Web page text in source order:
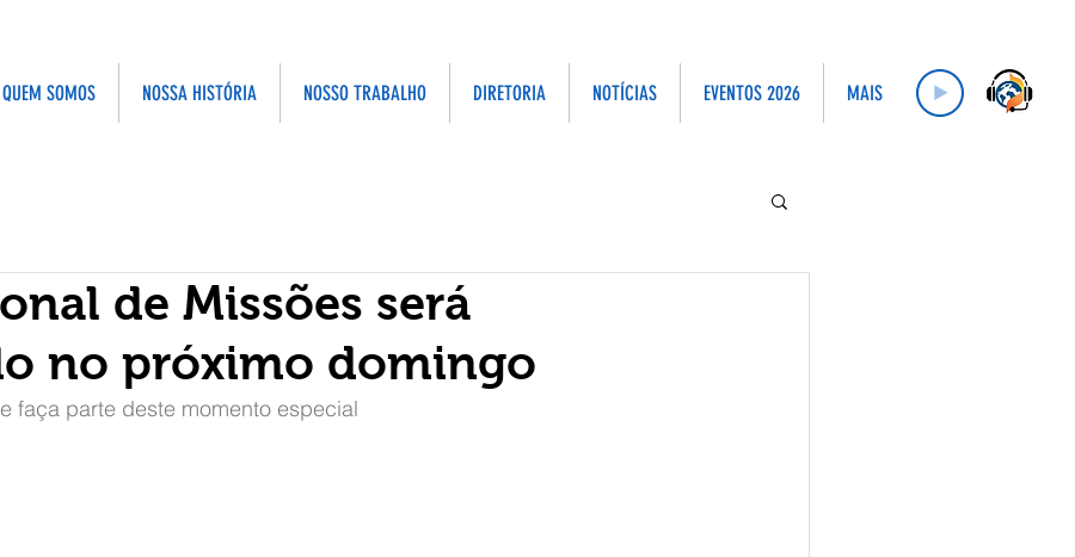
QUEM SOMOS NOSSA HISTÓRIA NOSSO TRABALHO DIRETORIA NOTÍCIAS EVENTOS 2026 MAIS
de Missões será
no próximo domingo
faça parte deste momento especial